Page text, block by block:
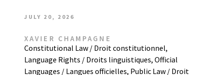
JULY 20, 2026
XAVIER CHAMPAGNE
Constitutional Law / Droit constitutionnel,
Language Rights / Droits linguistiques, Official
Languages / Langues officielles, Public Law / Droit